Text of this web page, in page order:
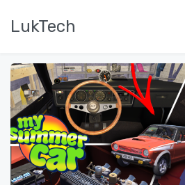
LukTech